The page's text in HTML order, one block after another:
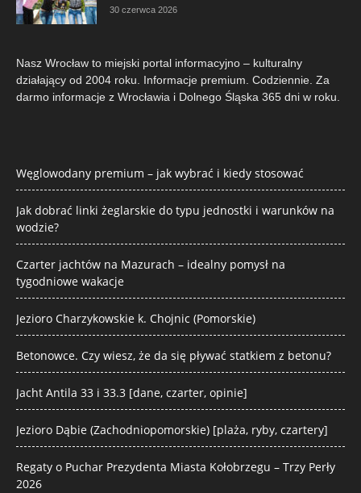
30 czerwca 2026
Nasz Wrocław to miejski portal informacyjno – kulturalny
działający od 2004 roku. Informacje premium. Codziennie. Za
darmo informacje z Wrocławia i Dolnego Śląska 365 dni w roku.
Węglowodany premium – jak wybrać i kiedy stosować
Jak dobrać linki żeglarskie do typu jednostki i warunków na
wodzie?
Czarter jachtów na Mazurach – idealny pomysł na
tygodniowe wakacje
Jezioro Charzykowskie k. Chojnic (Pomorskie)
Betonowce. Czy wiesz, że da się pływać statkiem z betonu?
Jacht Antila 33 i 33.3 [dane, czarter, opinie]
Jezioro Dąbie (Zachodniopomorskie) [plaża, ryby, czartery]
Regaty o Puchar Prezydenta Miasta Kołobrzegu – Trzy Perły
2026